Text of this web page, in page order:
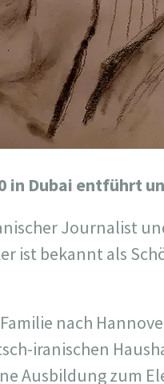
in Dubai entführt
Journalist
ist bekannt als
nach
iranischen
Ausbildung zum